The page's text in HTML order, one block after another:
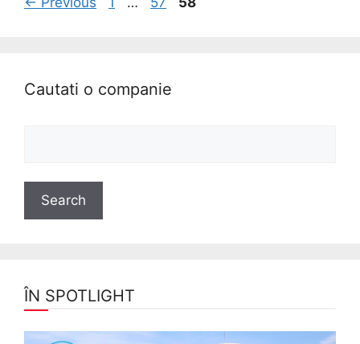
Cautati o companie
ÎN SPOTLIGHT